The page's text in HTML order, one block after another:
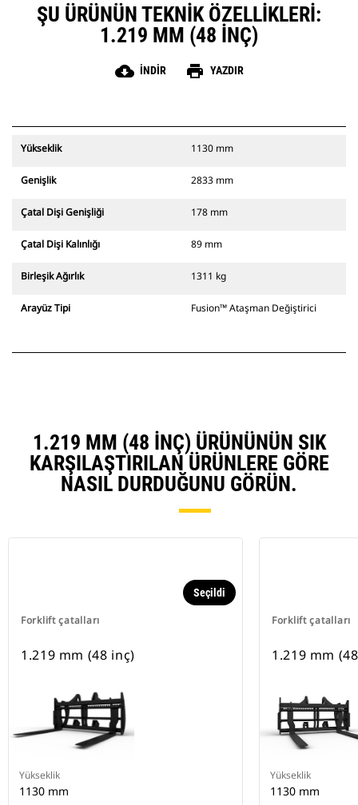
ŞU ÜRÜNÜN TEKNIK ÖZELLIKLERI:
1.219 MM (48 INÇ)
cloud_download İNDIR print YAZDIR
Yükseklik 1130 mm
Genişlik 2833 mm
Çatal Dişi Genişliği 178 mm
Çatal Dişi Kalınlığı 89 mm
Birleşik Ağırlık 1311 kg
Arayüz Tipi Fusion™ Ataşman Değiştirici
1.219 MM (48 INÇ) ÜRÜNÜNÜN SIK
KARŞILAŞTIRILAN ÜRÜNLERE GÖRE
NASIL DURDUĞUNU GÖRÜN.
Forklift çatalları
Seçildi
1.219 mm (48 inç)
Yükseklik
1130 mm
Forklift çatalları
1.219 mm
Yükseklik
1130 mm